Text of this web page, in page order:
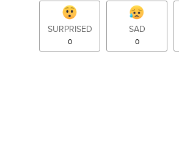
SURPRISED
0
SAD
0